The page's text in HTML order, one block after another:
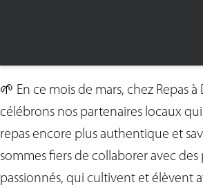
🌱 En ce mois de mars, chez Repas
célébrons nos partenaires locaux
repas encore plus authentique et
sommes fiers de collaborer avec
passionnés, qui cultivent et élèvent